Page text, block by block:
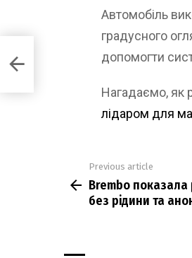
Автомобіль
градусного
допомогти
Нагадаємо, як
лідаром для
more
Previous article
Brembo показала
без рідини та